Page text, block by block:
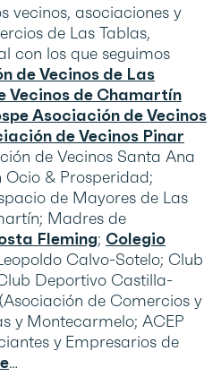
vecinos, asociaciones y
de Las Tablas,
con los que seguimos
de Vecinos de Las
Vecinos de Chamartín
Asociación de Vecinos
de Vecinos Pinar
de Vecinos Santa Ana
& Prosperidad;
de Mayores de Las
Madres de
Fleming; Colegio
Calvo-Sotelo; Club
Deportivo Castilla-
(Asociación de Comercios y
y Montecarmelo; ACEP
y Empresarios de
…